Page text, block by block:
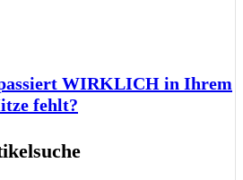
passiert WIRKLICH in Ihrem
fehlt?